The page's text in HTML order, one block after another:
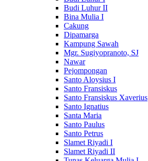
Budi Luhur II
Bina Mulia I
Cakung
Dipamarga
Kampung Sawah
Mgr. Sugiyopranoto, SJ
Nawar
Pejompongan
Santo Aloysius I
Santo Fransiskus
Santo Fransiskus Xaverius
Santo Ignatius
Santa Maria
Santo Paulus
Santo Petrus
Slamet Riyadi I
Slamet Riyadi II